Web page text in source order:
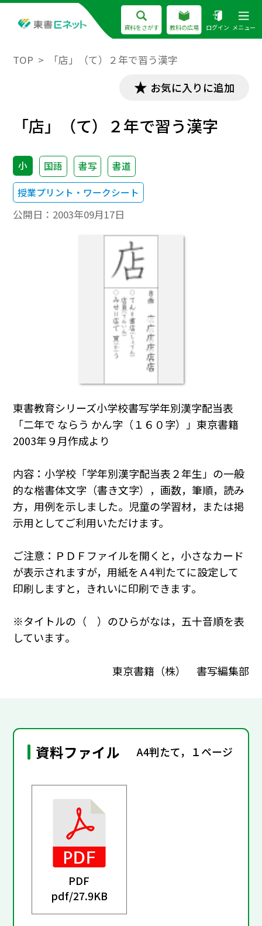
資料をさがす 教科の広場 ログイン メニュー
TOP 「店」（て）２年で習う漢字
お気に入りに追加
「店」（て）２年で習う漢字
小 国語 書写
書道
授業プリント・ワークシート
公開日： 2003年09月17日
東書教育シリーズ小学校書写学年別漢字配当表
「二年で ならう かん字（１６０字）」東京書籍
2003年９月作成より
内容：小学校「学年別漢字配当表２年生」の一般
的な楷書体文字（書き文字），画数，筆順，読み
方，用例を示しました。児童の学習材，または掲
示用としてご利用いただけます。
ご注意：ＰＤＦファイルを開くと，小さなカード
が表示されますが，用紙をＡ4判たてに設定して
印刷しますと，きれいに印刷できます｡
※タイトルの（ ）のひらがなは，五十音順を表
しています｡
東京書籍（株） 書写編集部
資料ファイル A4判たて，１ページ
PDF
pdf/27.9KB